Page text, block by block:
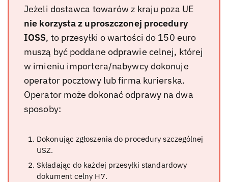
Jeżeli dostawca towarów z kraju poza UE
nie korzysta z uproszczonej procedury
IOSS, to przesyłki o wartości do 150 euro
muszą być poddane odprawie celnej, której
w imieniu importera/nabywcy dokonuje
operator pocztowy lub firma kurierska.
Operator może dokonać odprawy na dwa
sposoby:
Dokonując zgłoszenia do procedury szczególnej
USZ.
Składając do każdej przesyłki standardowy
dokument celny H7.